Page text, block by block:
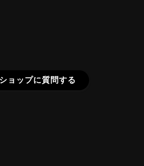
じていただけたことがなにより
Rose Cut™ は中心から外へ広
ショップに質問する